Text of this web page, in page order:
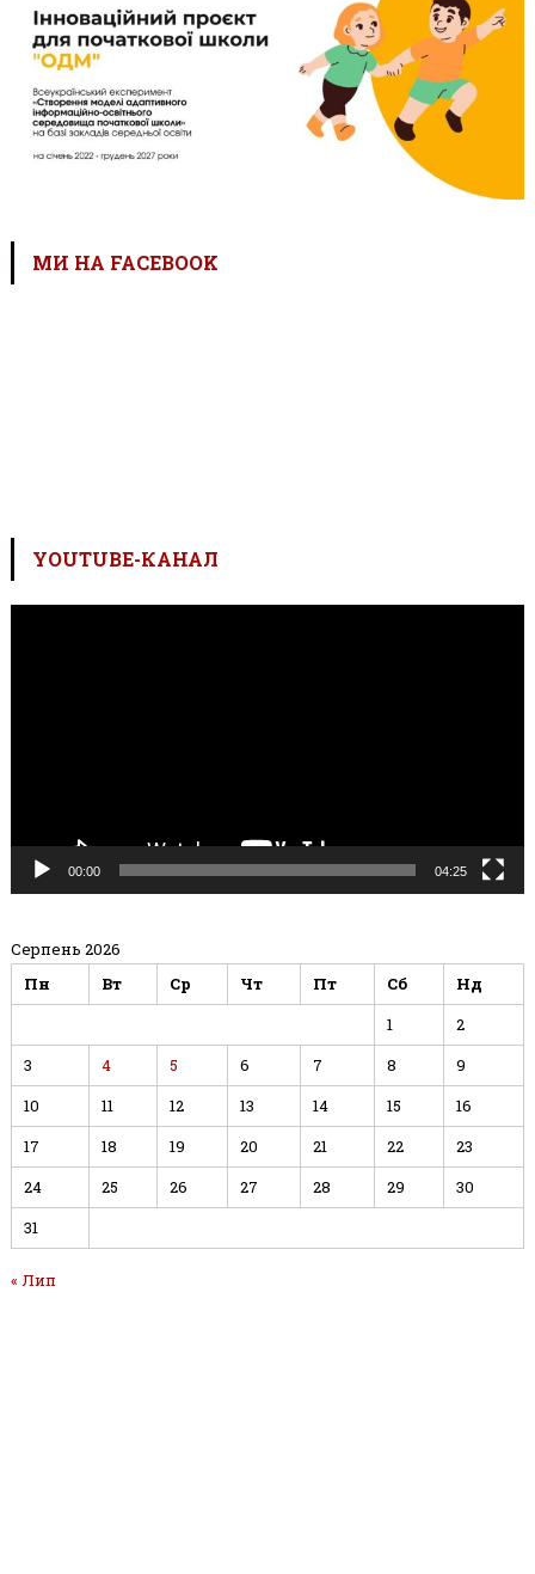
МИ НА FACEBOOK
YOUTUBE-КАНАЛ
00:00 04:25
Серпень 2026
Пн
Вт Ср Чт Пт Сб
Нд
1
2
3
4 5 6 7 8
9
10
11 12 13 14 15
16
17
18 19 20 21 22
23
24
25 26 27 28 29
30
31
« Лип